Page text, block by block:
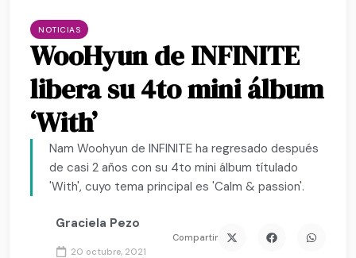
NOTICIAS
WooHyun de INFINITE
libera su 4to mini álbum
‘With’
Nam Woohyun de INFINITE ha regresado después
de casi 2 años con su 4to mini álbum títulado
'With', cuyo tema principal es 'Calm & passion'.
Graciela Pezo
20 octubre, 2021
Compartir